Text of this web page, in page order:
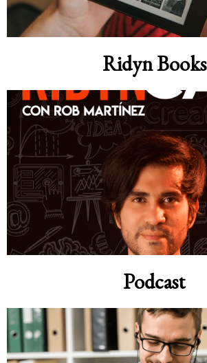
Ridyn Books
Podcast